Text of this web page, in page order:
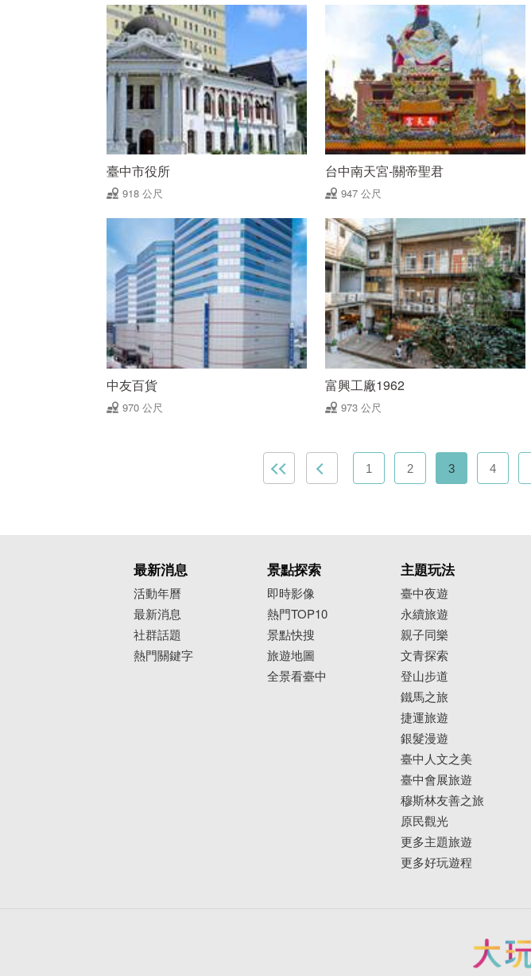
臺中市役所
918 公尺
台中南天宮-關帝聖君
947 公尺
中友百貨
970 公尺
富興工廠1962
973 公尺
1 2 3 4
最新消息
活動年曆
最新消息
社群話題
熱門關鍵字
景點探索
即時影像
熱門TOP10
景點快搜
旅遊地圖
全景看臺中
主題玩法
臺中夜遊
永續旅遊
親子同樂
文青探索
登山步道
鐵馬之旅
捷運旅遊
銀髮漫遊
臺中人文之美
臺中會展旅遊
穆斯林友善之旅
原民觀光
更多主題旅遊
更多好玩遊程